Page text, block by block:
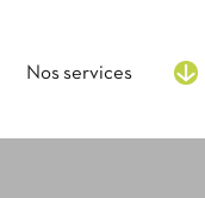
Nos services